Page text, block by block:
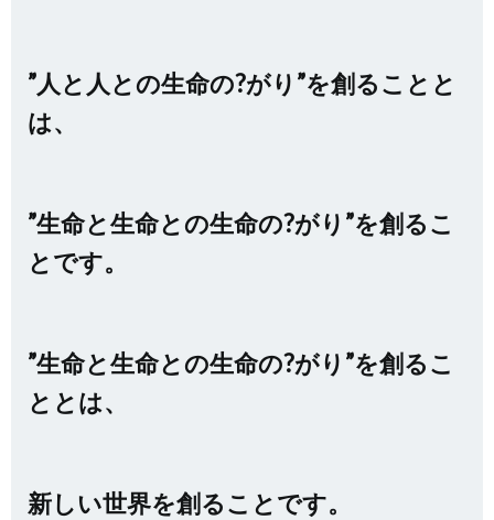
”人と人との生命の?がり”を創ることと
は、
”生命と生命との生命の?がり”を創るこ
とです。
”生命と生命との生命の?がり”を創るこ
ととは、
新しい世界を創ることです。